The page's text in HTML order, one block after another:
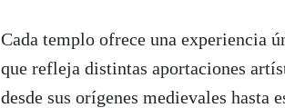
Cada templo ofrece una experiencia
que refleja distintas aportaciones
desde sus orígenes medievales hasta